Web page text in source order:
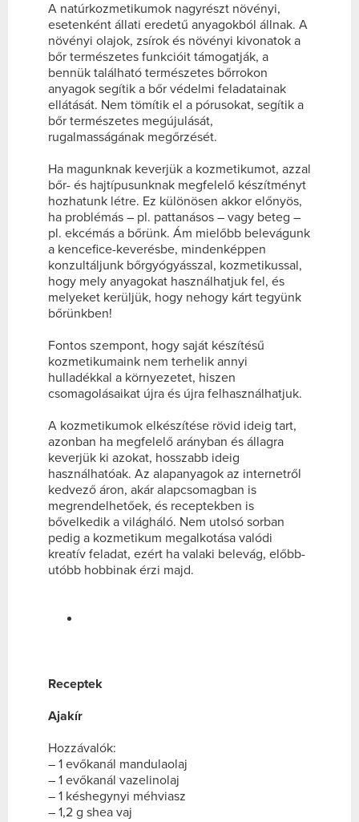
A natúrkozmetikumok nagyrészt növényi,
esetenként állati eredetű anyagokból állnak. A
növényi olajok, zsírok és növényi kivonatok a
bőr természetes funkcióit támogatják, a
bennük található természetes bőrrokon
anyagok segítik a bőr védelmi feladatainak
ellátását. Nem tömítik el a pórusokat, segítik a
bőr természetes megújulását,
rugalmasságának megőrzését.
Ha magunknak keverjük a kozmetikumot, azzal
bőr- és hajtípusunknak megfelelő készítményt
hozhatunk létre. Ez különösen akkor előnyös,
ha problémás – pl. pattanásos – vagy beteg –
pl. ekcémás a bőrünk. Ám mielőbb belevágunk
a kencefice-keverésbe, mindenképpen
konzultáljunk bőrgyógyásszal, kozmetikussal,
hogy mely anyagokat használhatjuk fel, és
melyeket kerüljük, hogy nehogy kárt tegyünk
bőrünkben!
Fontos szempont, hogy saját készítésű
kozmetikumaink nem terhelik annyi
hulladékkal a környezetet, hiszen
csomagolásaikat újra és újra felhasználhatjuk.
A kozmetikumok elkészítése rövid ideig tart,
azonban ha megfelelő arányban és állagra
keverjük ki azokat, hosszabb ideig
használhatóak. Az alapanyagok az internetről
kedvező áron, akár alapcsomagban is
megrendelhetőek, és receptekben is
bővelkedik a világháló. Nem utolsó sorban
pedig a kozmetikum megalkotása valódi
kreatív feladat, ezért ha valaki belevág, előbb-
utóbb hobbinak érzi majd.
Receptek
Ajakír
Hozzávalók:
– 1 evőkanál mandulaolaj
– 1 evőkanál vazelinolaj
– 1 késhegynyi méhviasz
– 1,2 g shea vaj